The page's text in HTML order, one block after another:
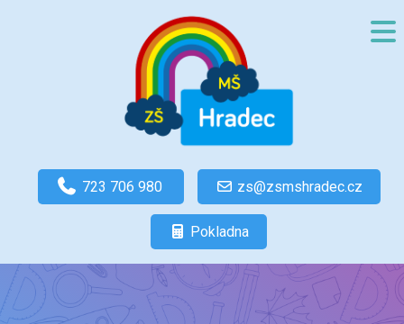
723 706 980 zs@zsmshradec.cz
Pokladna